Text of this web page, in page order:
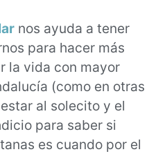
nos ayuda a tener
para hacer más
la vida con mayor
(como en otras
al solecito y el
para saber si
es cuando por el